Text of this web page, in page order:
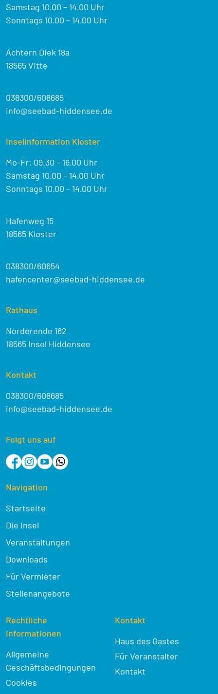
Samstag 10.00 – 14.00 Uhr
Sonntags 10.00 – 14.00 Uhr
Achtern Diek 18a
18565 Vitte
038300/608685
info@seebad-hiddensee.de
Inselinformation Kloster
Mo-Fr: 09.30 – 16.00 Uhr
Samstag 10.00 – 14.00 Uhr
Sonntags 10.00 – 14.00 Uhr
Hafenweg 15
18565 Kloster
038300/60654
hafencenter@seebad-hiddensee.de
Rathaus
Norderende 162
18565 Insel Hiddensee
Kontakt
038300/608685
info@seebad-hiddensee.de
Folgt uns auf
Navigation
Startseite
Die Insel
Veranstaltungen
Downloads
Für Vermieter
Stellenangebote
Rechtliche
Informationen
Allgemeine
Geschäftsbedingungen
Cookies
Kontakt
Haus des Gastes
Für Veranstalter
Kontakt